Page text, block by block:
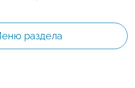
раздела